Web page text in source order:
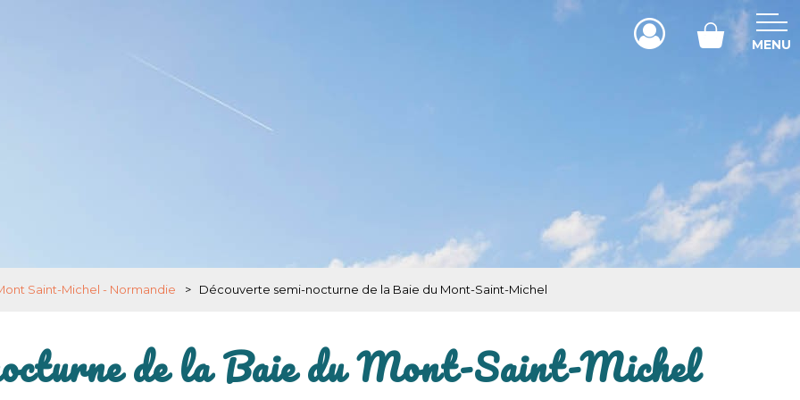
MENU
Saint-Michel - Normandie > Découverte semi-nocturne de la Baie du Mont-Saint-Michel
de la Baie du Mont-Saint-Michel